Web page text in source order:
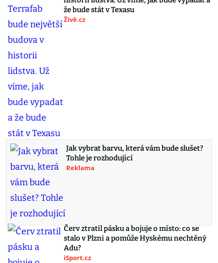
že bude stát v Texasu
Živě.cz
Jak vybrat barvu, která vám bude slušet?
Tohle je rozhodující
Reklama
Červ ztratil pásku a bojuje o místo: co se
stalo v Plzni a pomůže Hyskému nechtěný
Adu?
iSport.cz